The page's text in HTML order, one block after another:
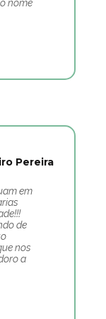
nome
Pereira
em
de
nos
a